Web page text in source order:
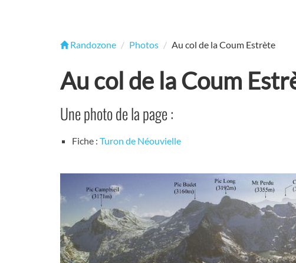
Randozone Photos Au col de la Coum Estrète
Au col de la Coum
Une photo de la page :
Fiche : Turon de Néouvielle